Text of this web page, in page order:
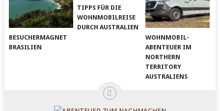
BESUCHERMAGNET
BRASILIEN
TIPPS FÜR DIE
WOHNMOBILREISE
DURCH AUSTRALIEN
WOHNMOBIL-
ABENTEUER IM
NORTHERN
TERRITORY
AUSTRALIENS